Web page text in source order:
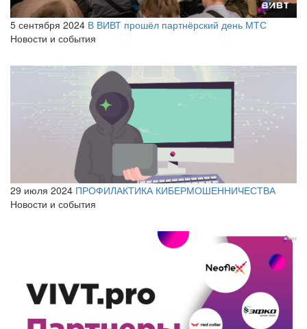
5 сентября 2024 В ВИВТ прошёл партнёрский день МТС
Новости и события
29 июля 2024 ПРОФИЛАКТИКА КИБЕРМОШЕННИЧЕСТВА
Новости и события